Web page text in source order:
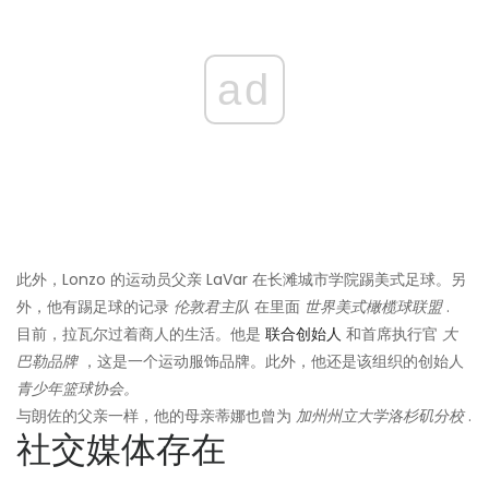
ad
此外，Lonzo 的运动员父亲 LaVar 在长滩城市学院踢美式足球。另
外，他有踢足球的记录 伦敦君主队 在里面 世界美式橄榄球联盟.
目前，拉瓦尔过着商人的生活。他是 联合创始人 和首席执行官 大
巴勒品牌，这是一个运动服饰品牌。此外，他还是该组织的创始人
青少年篮球协会。
与朗佐的父亲一样，他的母亲蒂娜也曾为 加州州立大学洛杉矶分校.
社交媒体存在